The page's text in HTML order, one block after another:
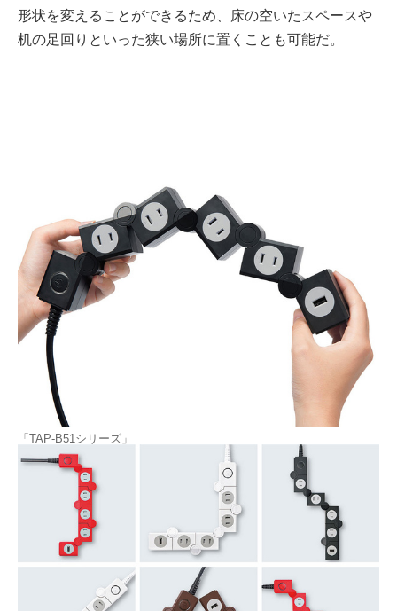
形状を変えることができるため、床の空いたスペースや
机の足回りといった狭い場所に置くことも可能だ。
「TAP-B51シリーズ」